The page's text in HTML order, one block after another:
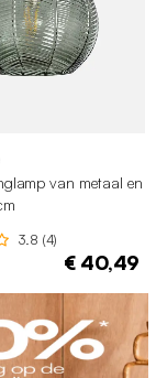
van metaal en
3.8 (4)
€ 40,49